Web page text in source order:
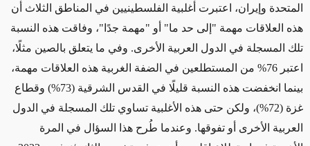
المتحدة وإيران، اعتبرت أغلبية الفلسطينيين في المناطق الثلاث أن
هذه العلاقات مهمة "إلى حد ما" أو "مهمة جدًا"، وفاقت هذه النسبة
تلك المسجلة في الدول العربية الأخرى. وفي ما يتعلق بالصين مثلًا،
اعتبر 76% من المستطلعين في الضفة الغربية هذه العلاقات مهمة،
بينما انخفضت هذه النسبة قليلًا في القدس الشرقية (73%) وقطاع
غزة (72%)، ولكن حتى هذه الأغلبية تساوي تلك المسجلة في الدول
العربية الأخرى أو تفوقها. وعندما طُرح هذا السؤال في المرة